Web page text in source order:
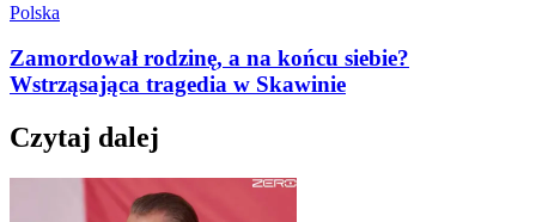
Polska
Zamordował rodzinę, a na końcu siebie?
Wstrząsająca tragedia w Skawinie
Czytaj dalej